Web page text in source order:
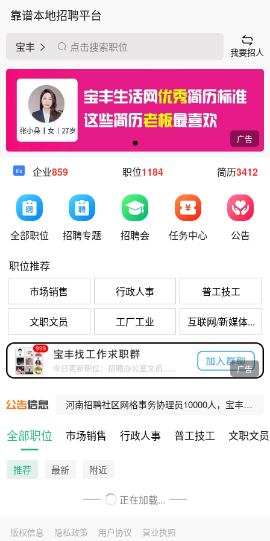
靠谱本地招聘平台
宝丰 点击搜索职位 我要招人
广告
企业859 职位1184 简历3412
全部职位 招聘专题 招聘会 任务中心 公告
职位推荐
市场销售 行政人事 普工技工
文职文员 工厂工业 互联网/新媒体...
广告
河南招聘社区网格事务协理员10000人，宝丰招聘47人！
宝丰县公办养老机构招聘工作人员公告
全部职位 市场销售 行政人事 普工技工 文职文员
推荐 最新 附近
正在加载...
版权信息 隐私政策 用户协议 营业执照